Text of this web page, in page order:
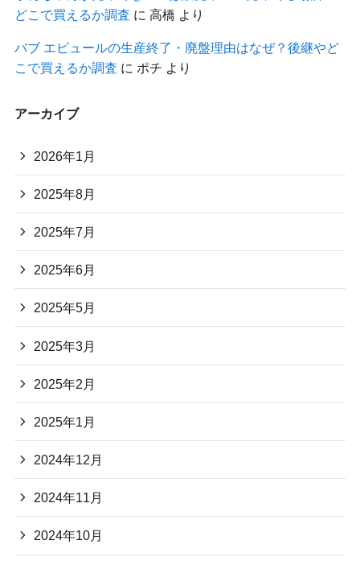
どこで買えるか調査 に 高橋 より
バブ エピュールの生産終了・廃盤理由はなぜ？後継やど
こで買えるか調査 に ポチ より
アーカイブ
2026年1月
2025年8月
2025年7月
2025年6月
2025年5月
2025年3月
2025年2月
2025年1月
2024年12月
2024年11月
2024年10月